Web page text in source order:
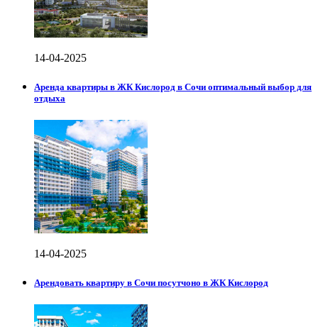
14-04-2025
Аренда квартиры в ЖК Кислород в Сочи оптимальный выбор для
отдыха
14-04-2025
Арендовать квартиру в Сочи посутчоно в ЖК Кислород